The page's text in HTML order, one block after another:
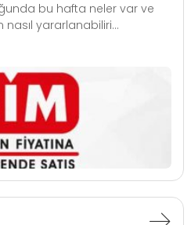
bu hafta neler var ve
yararlanabiliri...